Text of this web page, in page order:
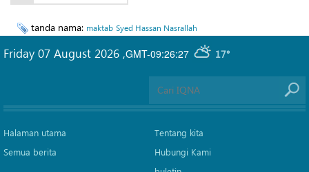
tanda nama: maktab Syed Hassan Nasrallah
GMT-09:26:27 17°
Friday 07 August 2026 ,
Halaman utama
Semua berita
Tentang kita
Hubungi Kami